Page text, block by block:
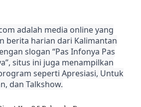
adalah media online yang
berita harian dari Kalimantan
slogan “Pas Infonya Pas
situs ini juga menampilkan
seperti Apresiasi, Untuk
dan Talkshow.